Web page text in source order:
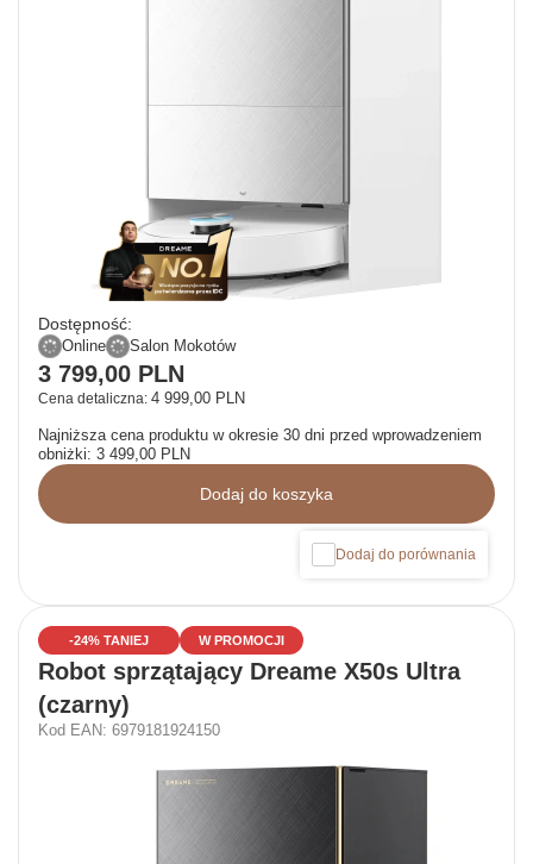
Dostępność:
Online Salon Mokotów
Cena detaliczna: 4 999,00 PLN
3 799,00 PLN
Najniższa cena produktu w okresie 30 dni przed wprowadzeniem
obniżki: 3 499,00 PLN
Dodaj do koszyka
Dodaj do porównania
W PROMOCJI
-24% TANIEJ
Robot sprzątający Dreame X50s Ultra
(czarny)
Kod EAN: 6979181924150